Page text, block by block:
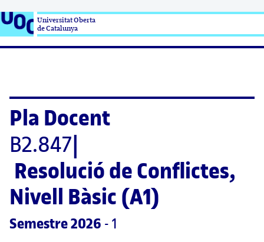
Universitat Oberta
de Catalunya
Pla Docent
B2.847
Resolució de Conflictes,
Nivell Bàsic (A1)
Semestre 2026 - 1